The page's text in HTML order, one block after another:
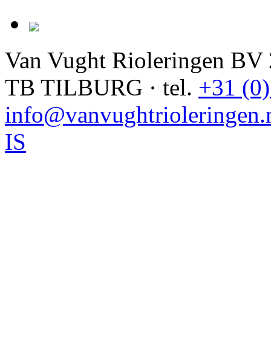
Van Vught Rioleringen BV
TB TILBURG · tel. +31
IS